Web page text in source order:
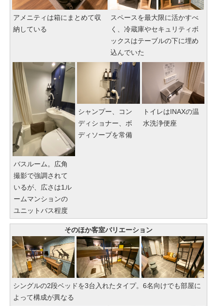
アメニティは箱にまとめて収
納している
スペースを最大限に活かすべ
く、冷蔵庫やセキュリティボ
ックスはテーブルの下に埋め
込んでいた
バスルーム。広角
撮影で強調されて
いるが、広さは1ル
ームマンションの
ユニットバス程度
シャンプー、コン
ディショナー、ボ
ディソープを常備
トイレはINAXの温
水洗浄便座
そのほか客室バリエーション
シングルの2段ベッドを3台入れたタイプ。6名向けでも部屋に
よって構成が異なる